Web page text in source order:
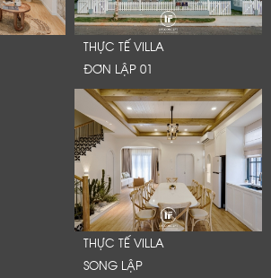
THỰC TẾ VILLA
ĐƠN LẬP 01
THỰC TẾ VILLA
SONG LẬP